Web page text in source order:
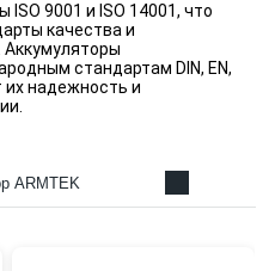
9001 и ISO 14001, что
качества и
Аккумуляторы
стандартам DIN, EN,
их надежность и
ARMTEK